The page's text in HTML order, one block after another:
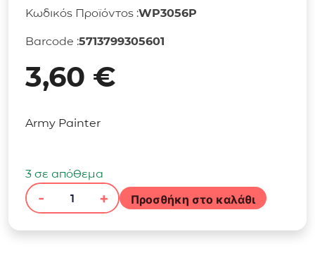
Κωδικός Προϊόντος :WP3056P
Barcode :5713799305601
3,60 €
Army Painter
3 σε απόθεμα
-
Warpaints
+ Προσθήκη στο καλάθι